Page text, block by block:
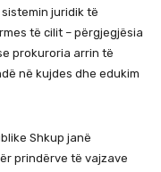
juridik të
të cilit – përgjegjësia
prokuroria arrin të
në kujdes dhe edukim
Shkup janë
prindërve të vajzave